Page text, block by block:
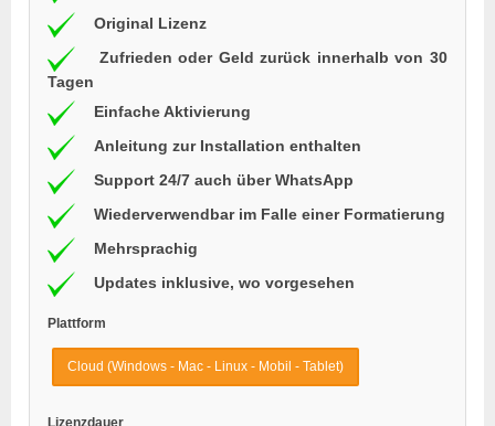
Original Lizenz
Zufrieden oder Geld zurück innerhalb von 30
Tagen
Einfache Aktivierung
Anleitung zur Installation enthalten
Support 24/7 auch über WhatsApp
Wiederverwendbar im Falle einer Formatierung
Mehrsprachig
Updates inklusive, wo vorgesehen
Plattform
Cloud (Windows - Mac - Linux - Mobil - Tablet)
Lizenzdauer